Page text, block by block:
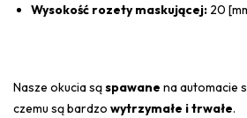
Wysokość rozety maskującej: 20
Nasze okucia sąspawane na automacie
czemu są bardzo wytrzymałe i trwałe.